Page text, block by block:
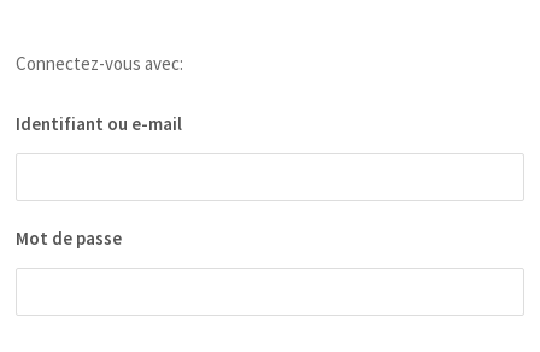
Connectez-vous avec:
Identifiant ou e-mail
Mot de passe